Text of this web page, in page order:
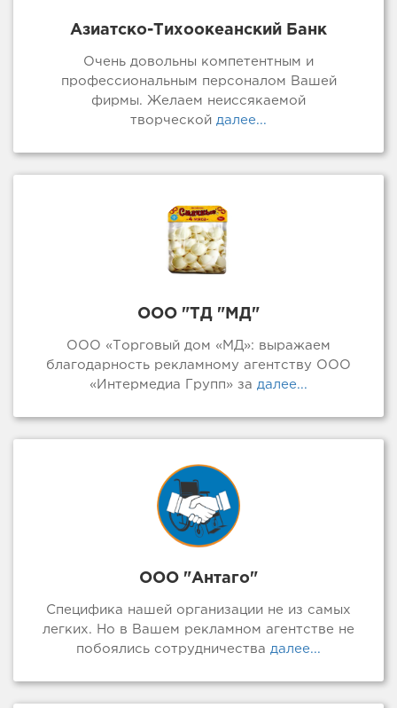
Азиатско-Тихоокеанский Банк
Очень довольны компетентным и
профессиональным персоналом Вашей
фирмы. Желаем неиссякаемой
творческой далее...
ООО "ТД "МД"
ООО «Торговый дом «МД»: выражаем
благодарность рекламному агентству ООО
«Интермедиа Групп» за далее...
ООО "Антаго"
Специфика нашей организации не из самых
легких. Но в Вашем рекламном агентстве не
побоялись сотрудничества далее...